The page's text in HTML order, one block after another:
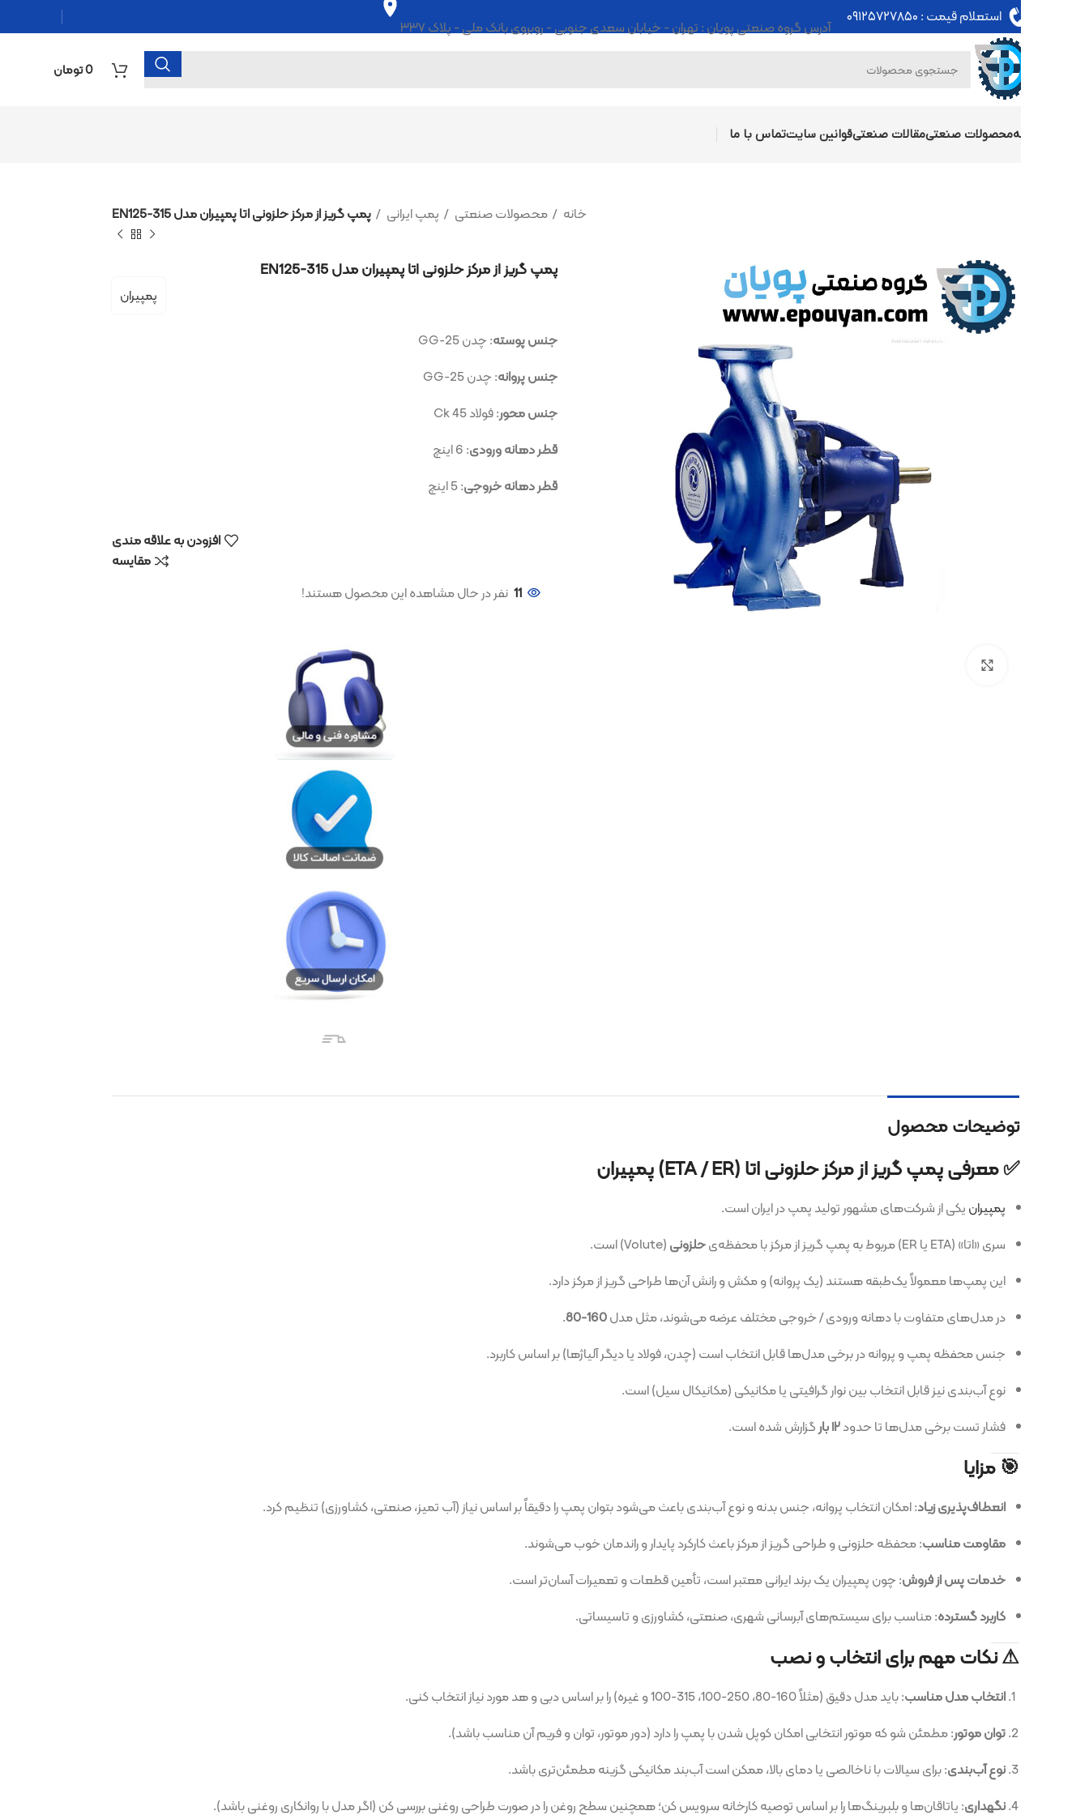
استعلام قیمت :۰۹۱۲۵۷۲۷۸۵۰ آدرس گروه صنعتی پویان : تهران - خیابان سعدی جنوبی - روبروی بانک ملی - پلاک ۳۳۷
0 تومان
محصولات صنعتیمقالات صنعتیقوانین سایتتماس با ما
محصولات صنعتی پمپ ایرانی پمپ گریز از مرکز حلزونی اتا پمپیران مدل EN125-315
بزرگنمایی تصویر
پمپ گریز از مرکز حلزونی اتا پمپیران مدل EN125-315
: چدن GG-25
: چدن GG-25
: فولاد Ck 45
قطر دهانه ورودی: 6 اینچ
قطر دهانه خروجی: 5 اینچ
افزودن به علاقه مندی
نفر در حال مشاهده این محصول هستند!
توضیحات محصول
✅ معرفی پمپ گریز از مرکز حلزونی اتا (ETA / ER) پمپیران
یکی از شرکت‌های مشهور تولید پمپ در ایران است.
سری «اتا» (ETA یا ER) مربوط به پمپ گریز از مرکز با محفظه‌ی
حلزونی(Volute) است.
این پمپ‌ها معمولاً یک‌طبقه هستند (یک پروانه) و مکش و رانش آن‌ها طراحی گریز از مرکز دارد.
در مدل‌های متفاوت با دهانه ورودی / خروجی مختلف عرضه می‌شوند، مثل مدل160-80
.
جنس محفظه پمپ و پروانه در برخی مدل‌ها قابل انتخاب است (چدن، فولاد یا دیگر آلیاژها) بر اساس کاربرد.
نوع آب‌بندی نیز قابل انتخاب بین نوار گرافیتی یا مکانیکی (مکانیکال سیل) است.
فشار تست برخی مدل‌ها تا حدود۱۲ بار گزارش شده است.
انعطاف‌پذیری زیاد: امکان انتخاب پروانه، جنس بدنه و نوع آب‌بندی باعث می‌شود بتوان پمپ را دقیقاً بر اساس نیاز (آب تمیز، صنعتی، کشاورزی) تنظیم کرد.
مقاومت مناسب: محفظه حلزونی و طراحی گریز از مرکز باعث کارکرد پایدار و راندمان خوب می‌شوند.
خدمات پس از فروش: چون پمپیران یک برند ایرانی معتبر است، تأمین قطعات و تعمیرات آسان‌تر است.
کاربرد گسترده : مناسب برای سیستم‌های آبرسانی شهری، صنعتی، کشاورزی و تاسیساتی.
⚠ نکات مهم برای انتخاب و نصب
انتخاب مدل مناسب: باید مدل دقیق (مثلاً 160-80، 250-100، 315-100 و غیره) را بر اساس دبی و هد مورد نیاز انتخاب کنی.
: مطمئن شو که موتور انتخابی امکان کوپل شدن با پمپ را دارد (دور موتور، توان و فریم آن مناسب باشد).
نوع آب‌بندی: برای سیالات با ناخالصی یا دمای بالا، ممکن است آب‌بند مکانیکی گزینه مطمئن‌تری باشد.
: یاتاقان‌ها و بلبرینگ‌ها را بر اساس توصیه کارخانه سرویس کن؛ همچنین سطح روغن را در صورت طراحی روغنی بررسی کن (اگر مدل با روانکاری روغنی باشد).